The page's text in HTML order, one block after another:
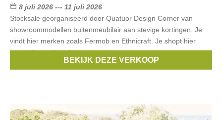
8 juli 2026 --- 11 juli 2026
Stocksale georganiseerd door Quatuor Design Corner van
showroommodellen buitenmeubilair aan stevige kortingen. Je
vindt hier merken zoals Fermob en Ethnicraft. Je shopt hier
zetels, fauteuils, tafels en
Fermob,Ethnicraft
BEKIJK DEZE VERKOOP